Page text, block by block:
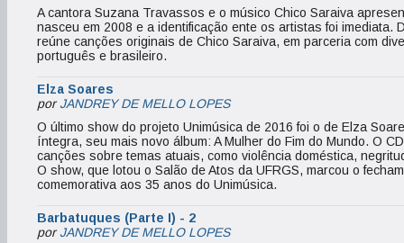
A cantora Suzana Travassos e o músico Chico Saraiva
nasceu em 2008 e a identificação ente os artistas foi imediata.
reúne canções originais de Chico Saraiva, em parceria com
português e brasileiro.
Elza Soares
porJANDREY DE MELLO LOPES
O último show do projeto Unimúsica de 2016 foi o de Elza
íntegra, seu mais novo álbum: A Mulher do Fim do Mundo. O
canções sobre temas atuais, como violência doméstica,
O show, que lotou o Salão de Atos da UFRGS, marcou o
comemorativa aos 35 anos do Unimúsica.
Barbatuques (Parte I) - 2
porJANDREY DE MELLO LOPES